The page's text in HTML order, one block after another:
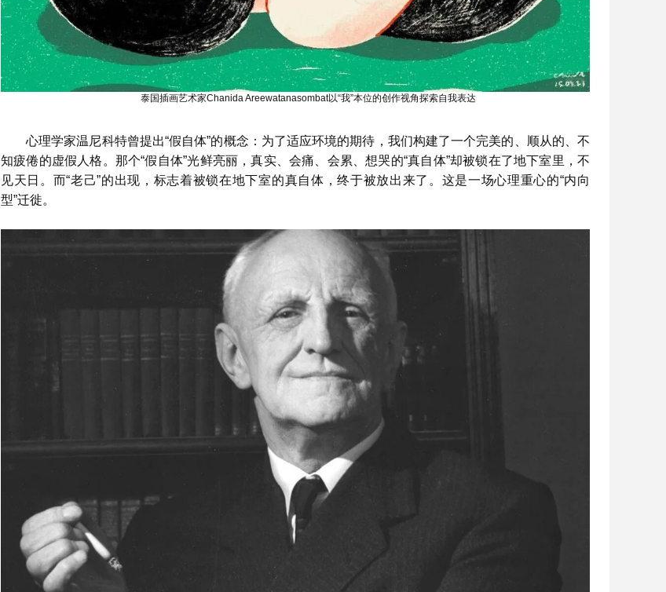
泰国插画艺术家Chanida Areewatanasombat以“我”本位的创作视角探索自我表达
心理学家温尼科特曾提出“假自体”的概念：为了适应环境的期待，我们构建了一个完美的、顺从的、不
知疲倦的虚假人格。那个“假自体”光鲜亮丽，真实、会痛、会累、想哭的“真自体”却被锁在了地下室里，不
见天日。而“老己”的出现，标志着被锁在地下室的真自体，终于被放出来了。这是一场心理重心的“内向
型”迁徙。